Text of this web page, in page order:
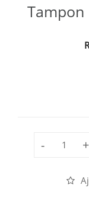
Tampon
- +